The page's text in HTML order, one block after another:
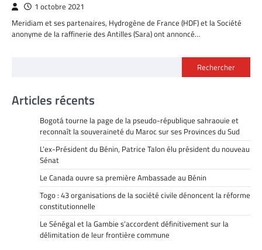
1 octobre 2021
Meridiam et ses partenaires, Hydrogène de France (HDF) et la Société
anonyme de la raffinerie des Antilles (Sara) ont annoncé…
Rechercher
Articles récents
Bogotá tourne la page de la pseudo-république sahraouie et
reconnaît la souveraineté du Maroc sur ses Provinces du Sud
L’ex-Président du Bénin, Patrice Talon élu président du nouveau
Sénat
Le Canada ouvre sa première Ambassade au Bénin
Togo : 43 organisations de la société civile dénoncent la réforme
constitutionnelle
Le Sénégal et la Gambie s’accordent définitivement sur la
délimitation de leur frontière commune